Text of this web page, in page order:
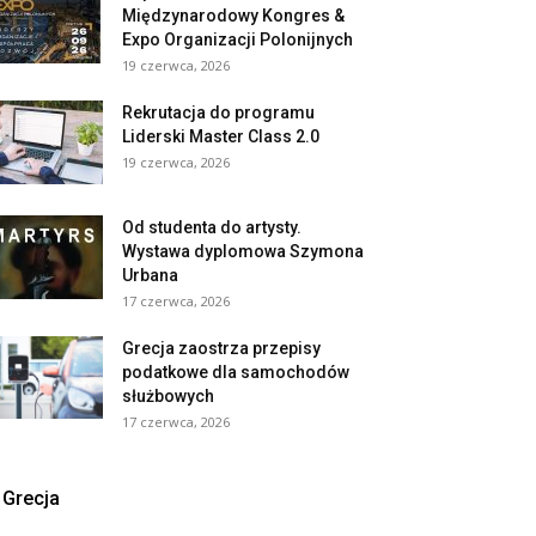
Międzynarodowy Kongres &
Expo Organizacji Polonijnych
19 czerwca, 2026
Rekrutacja do programu
Liderski Master Class 2.0
19 czerwca, 2026
Od studenta do artysty.
Wystawa dyplomowa Szymona
Urbana
17 czerwca, 2026
Grecja zaostrza przepisy
podatkowe dla samochodów
służbowych
17 czerwca, 2026
Grecja